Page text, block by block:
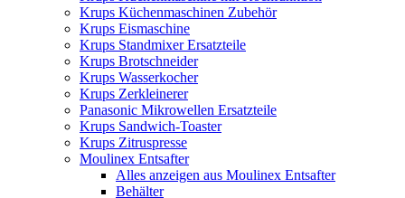
Krups Küchenmaschinen Zubehör
Krups Eismaschine
Krups Standmixer Ersatzteile
Krups Brotschneider
Krups Wasserkocher
Krups Zerkleinerer
Panasonic Mikrowellen Ersatzteile
Krups Sandwich-Toaster
Krups Zitruspresse
Moulinex Entsafter
Alles anzeigen aus Moulinex Entsafter
Behälter